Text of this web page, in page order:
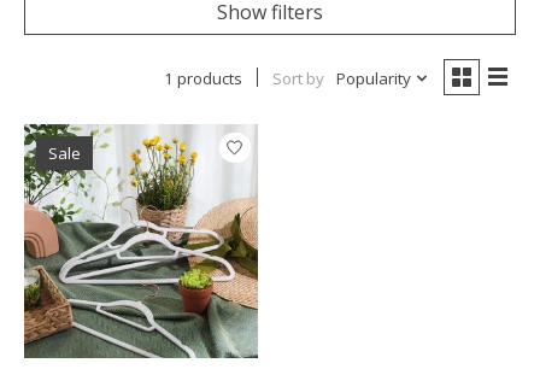
Show filters
1 products Sort by Popularity
Sale